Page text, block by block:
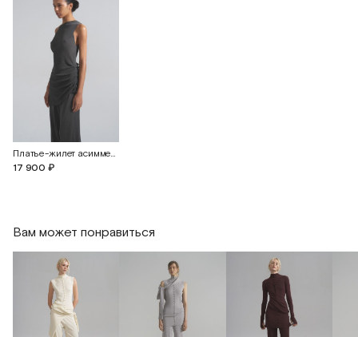
Платье-жилет асимметричное из шелка
17 900 ₽
Вам может понравиться